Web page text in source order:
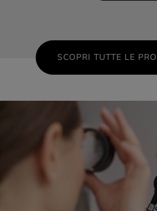
SCOPRI TUTTE LE